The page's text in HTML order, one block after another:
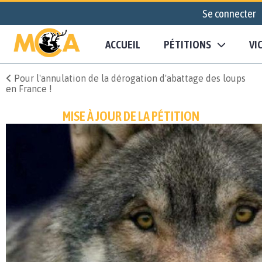
Se connecter
ACCUEIL PÉTITIONS
Pour l'annulation de la dérogation d'abattage des loups
en France !
MISE À JOUR DE LA PÉTITION